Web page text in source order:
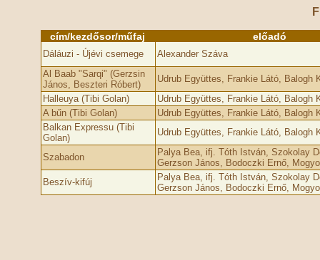
cím/kezdősor/műfaj előadó
Dáláuzi - Újévi csemege
Alexander Száva
Al Baab "Sarqi" (Gerzsin
János, Beszteri Róbert)
Udrub Együttes, Frankie Látó, Balogh
Halleuya (Tibi Golan)
Udrub Együttes, Frankie Látó, Balogh
A bűn (Tibi Golan)
Udrub Együttes, Frankie Látó, Balogh
Balkan Expressu (Tibi
Golan)
Udrub Együttes, Frankie Látó, Balogh
Szabadon
Palya Bea, ifj. Tóth István, Szokolay
Gerzson János, Bodoczki Ernő,
Beszív-kifúj
Palya Bea, ifj. Tóth István, Szokolay
Gerzson János, Bodoczki Ernő,